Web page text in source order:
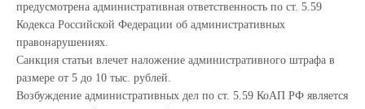
предусмотрена административная ответственность по ст. 5.59
Кодекса Российской Федерации об административных
правонарушениях.
Санкция статьи влечет наложение административного штрафа в
размере от 5 до 10 тыс. рублей.
Возбуждение административных дел по ст. 5.59 КоАП РФ является